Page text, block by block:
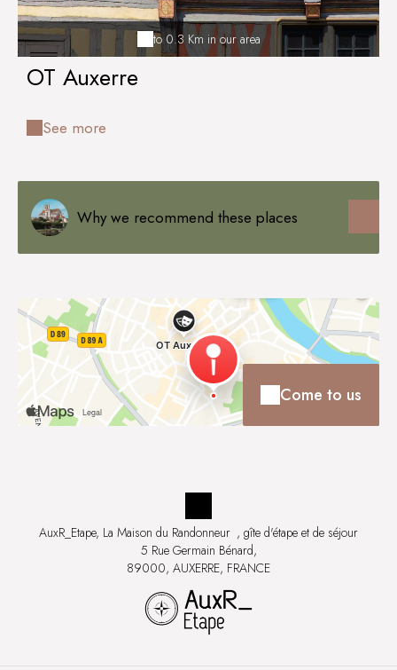
to 0.3 Km in our area
OT Auxerre
See more
Why we recommend these places
Come to us
AuxR_Etape, La Maison du Randonneur , gîte d'étape et de séjour
5 Rue Germain Bénard,
89000, AUXERRE, FRANCE